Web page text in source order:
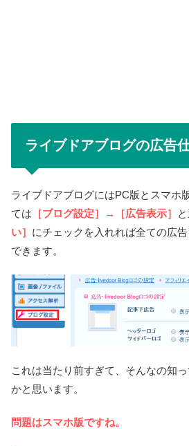
ライブドアブログの広告
ライブドアブログにはPC版とスマホ
ては ［ブログ設定］→［広告表示］
い］ にチェックを入れれば全ての広
できます。
これは当たり前すぎて、そんなの知
かと思います。
問題はスマホ版ですね。